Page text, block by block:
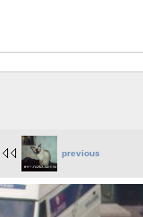
previous